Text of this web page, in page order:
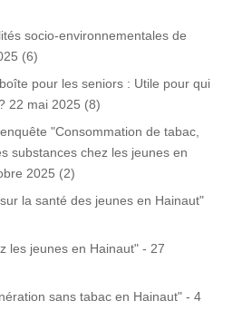
socio-environnementales de
(6)
pour les seniors : Utile pour qui
22 mai 2025 (8)
"Consommation de tabac,
substances chez les jeunes en
2025 (2)
la santé des jeunes en Hainaut"
les jeunes en Hainaut" - 27
sans tabac en Hainaut" - 4